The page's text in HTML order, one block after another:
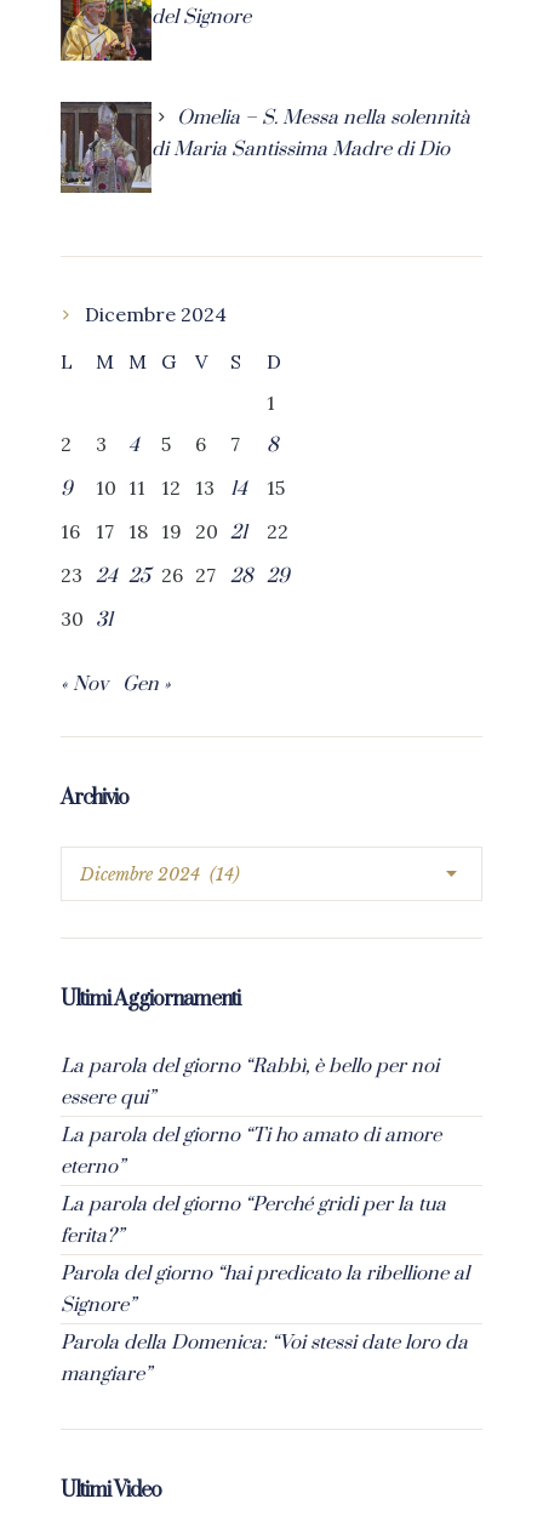
del Signore
Omelia – S. Messa nella solennità
di Maria Santissima Madre di Dio
Dicembre 2024
L
M M G V S
D
1
2
3 4 5 6 7
8
9
10 11 12 13 14
15
16
17 18 19 20 21
22
23 24 25 26 27 28 29
30 31
« Nov Gen »
Archivio
Ultimi Aggiornamenti
La parola del giorno “Rabbì, è bello per noi
essere qui”
La parola del giorno “Ti ho amato di amore
eterno”
La parola del giorno “Perché gridi per la tua
ferita?”
Parola del giorno “hai predicato la ribellione al
Signore”
Parola della Domenica: “Voi stessi date loro da
mangiare”
Ultimi Video